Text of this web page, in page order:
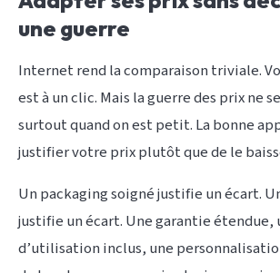
une guerre
Internet rend la comparaison triviale.
est à un clic. Mais la guerre des prix ne
surtout quand on est petit. La bonne
justifier votre prix plutôt que de le
Un packaging soigné justifie un écart.
justifie un écart. Une garantie étendue,
d’utilisation inclus, une